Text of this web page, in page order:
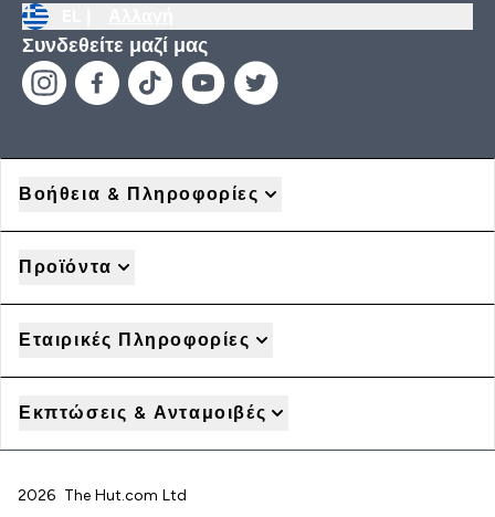
Συνδεθείτε μαζί μας
Βοήθεια & Πληροφορίες
Προϊόντα
Εταιρικές Πληροφορίες
Εκπτώσεις & Ανταμοιβές
2026 The Hut.com Ltd